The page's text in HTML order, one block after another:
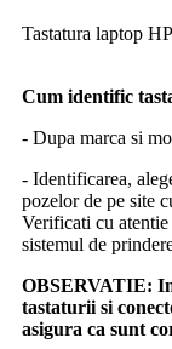
Tastatura laptop
Cum identific
- Dupa marca si
- Identificarea,
pozelor de pe site
Verificati cu
sistemul de
OBSERVATIE:
tastaturii si
asigura ca sunt